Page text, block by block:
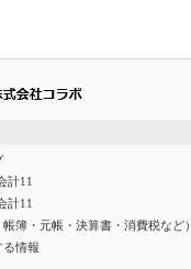
計11
計11
簿・元帳・決算書・消費税など）
る情報